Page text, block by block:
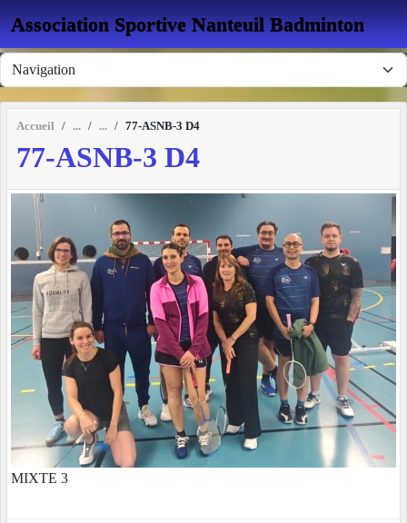
Association Sportive Nanteuil Badminton
Accueil 77-ASNB-3 D4
77-ASNB-3 D4
MIXTE 3